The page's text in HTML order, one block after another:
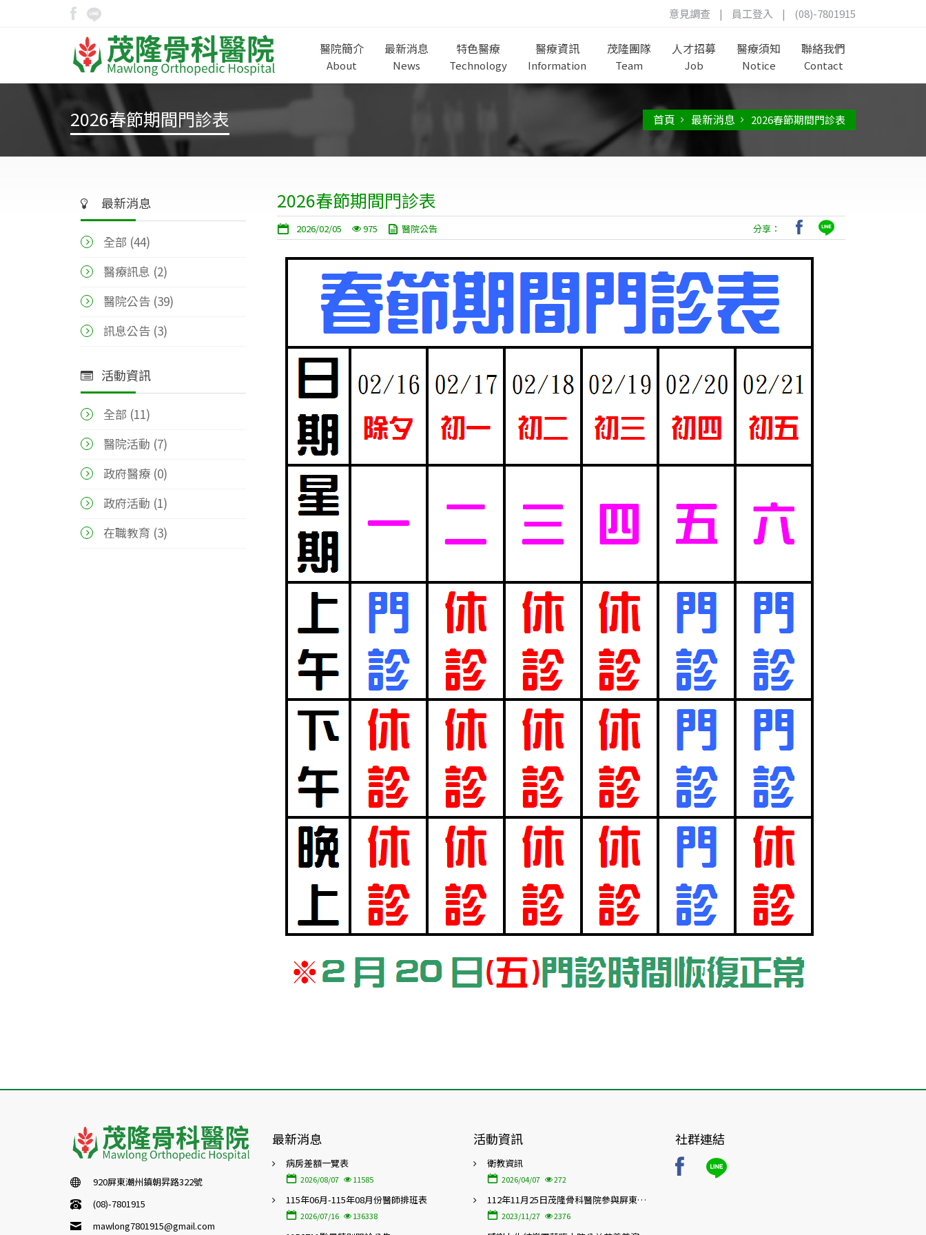
意見調查 | 員工登入 | (08)-7801915
醫院簡介
About
最新消息
News
特色醫療
Technology
醫療資訊
Information
茂隆團隊
Team
人才招募
Job
醫療須知
Notice
聯絡我們
Contact
2026春節期間門診表 首頁 最新消息 2026春節期間門診表
最新消息
全部 (44)
醫療訊息 (2)
醫院公告 (39)
訊息公告 (3)
活動資訊
全部 (11)
醫院活動 (7)
政府醫療 (0)
政府活動 (1)
在職教育 (3)
2026春節期間門診表
2026/02/05 975 醫院公告 分享：
920屏東潮州鎮朝昇路322號
(08)-7801915
mawlong7801915@gmail.com
最新消息
病房差額一覽表
2026/08/07 11585
115年06月-115年08月份醫師排班表
2026/07/16 136338
活動資訊
衛教資訊
2026/04/07 272
112年11月25日茂隆骨科醫院參與屏東首
屆「高齡友善照護暨在地特色醫療博覽
2023/11/27 2376
社群連結